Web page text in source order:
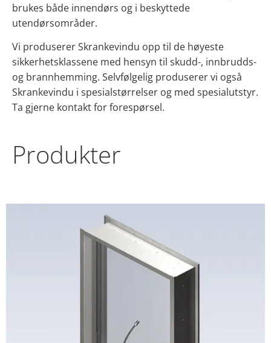
brukes både innendørs og i beskyttede
utendørsområder.
Vi produserer Skrankevindu opp til de høyeste
sikkerhetsklassene med hensyn til skudd-, innbrudds-
og brannhemming. Selvfølgelig produserer vi også
Skrankevindu i spesialstørrelser og med spesialutstyr.
Ta gjerne kontakt for forespørsel.
Produkter